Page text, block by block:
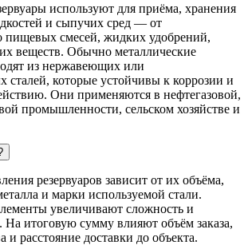
используют для приёма, хранения
и сыпучих сред — от
пищевых смесей, жидких удобрений,
веществ. Обычно металлические
из нержавеющих или
сталей, которые устойчивы к коррозии и
Они применяются в нефтегазовой,
промышленности, сельском хозяйстве и
резервуаров зависит от их объёма,
и марки используемой стали.
увеличивают сложность и
На итоговую сумму влияют объём заказа,
и расстояние доставки до объекта.